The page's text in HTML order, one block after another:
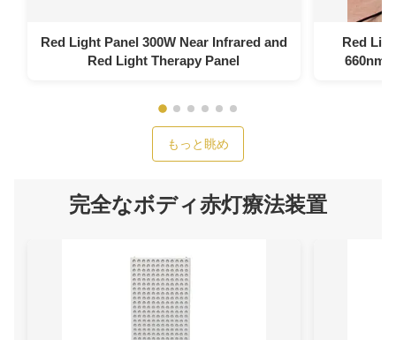
Red Light Panel 300W Near Infrared and
Red Light Therapy Panel
Red
660nm
もっと眺め
完全なボディ赤灯療法装置